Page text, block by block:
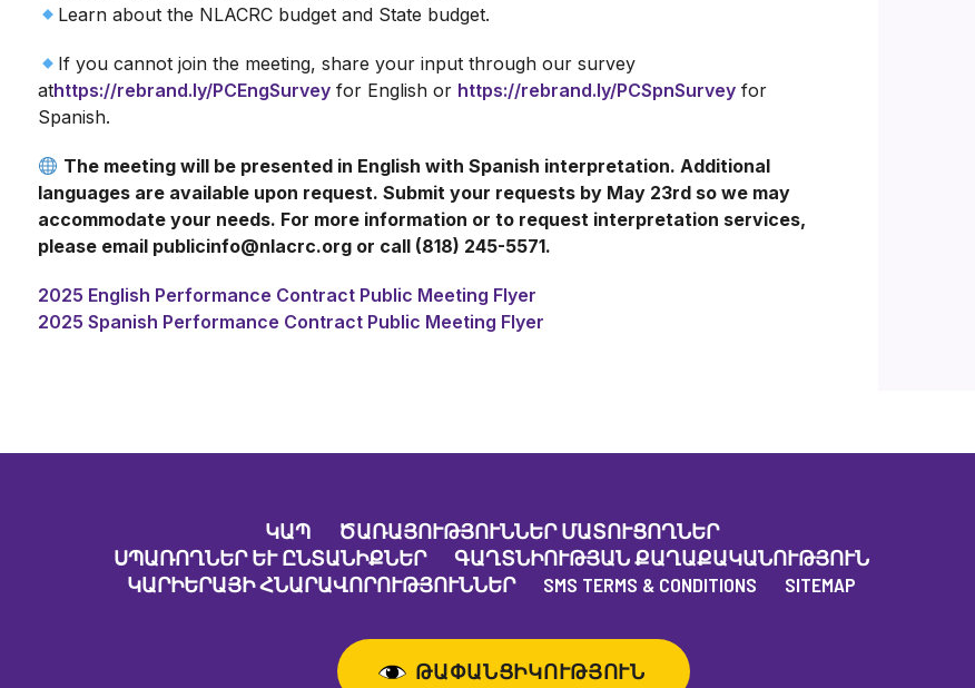
Learn about the NLACRC budget and State budget.
If you cannot join the meeting, share your input through our survey
athttps://rebrand.ly/PCEngSurvey for English or https://rebrand.ly/PCSpnSurvey for
Spanish.
The meeting will be presented in English with Spanish interpretation. Additional
languages are available upon request. Submit your requests by May 23rd so we may
accommodate your needs. For more information or to request interpretation services,
please email publicinfo@nlacrc.org or call (818) 245-5571.
2025 English Performance Contract Public Meeting Flyer
2025 Spanish Performance Contract Public Meeting Flyer
ԿԱՊ
ԾԱՌԱՅՈՒԹՅՈՒՆՆԵՐ ՄԱՏՈՒՑՈՂՆԵՐ
ՍՊԱՌՈՂՆԵՐ ԵՒ ԸՆՏԱՆԻՔՆԵՐ
ԳԱՂՏՆԻՈՒԹՅԱՆ ՔԱՂԱՔԱԿԱՆՈՒԹՅՈՒՆ
ԿԱՐԻԵՐԱՅԻ ՀՆԱՐԱՎՈՐՈՒԹՅՈՒՆՆԵՐ
SMS TERMS & CONDITIONS SITEMAP
ԹԱՓԱՆՑԻԿՈՒԹՅՈՒՆ